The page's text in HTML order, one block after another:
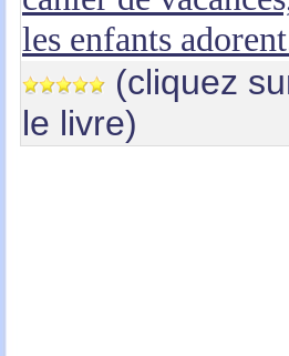
les enfants
(cliquez
le livre)